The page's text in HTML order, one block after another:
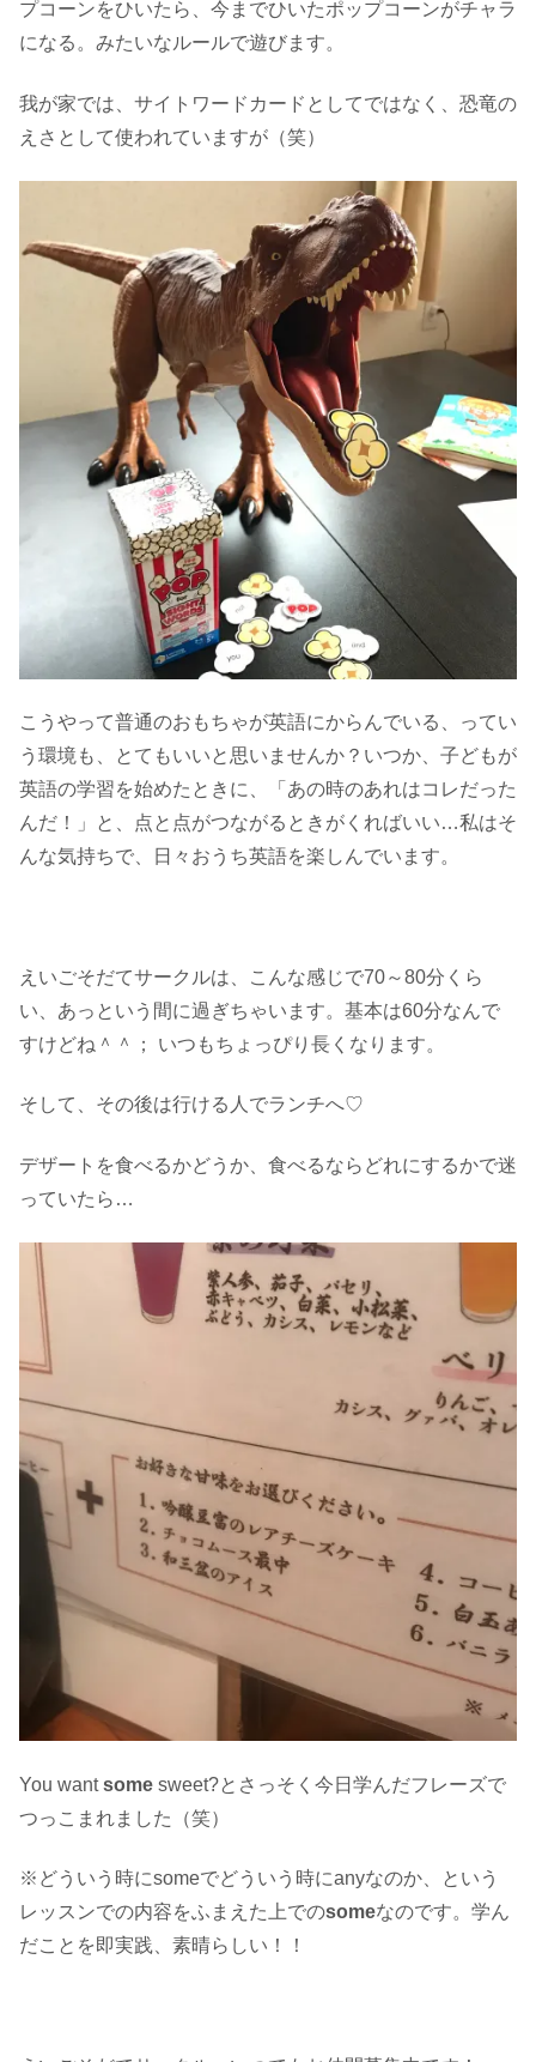
プコーンをひいたら、今までひいたポップコーンがチャラ
になる。みたいなルールで遊びます。
我が家では、サイトワードカードとしてではなく、恐竜の
えさとして使われていますが（笑）
こうやって普通のおもちゃが英語にからんでいる、ってい
う環境も、とてもいいと思いませんか？いつか、子どもが
英語の学習を始めたときに、「あの時のあれはコレだった
んだ！」と、点と点がつながるときがくればいい…私はそ
んな気持ちで、日々おうち英語を楽しんでいます。
えいごそだてサークルは、こんな感じで70～80分くら
い、あっという間に過ぎちゃいます。基本は60分なんで
すけどね＾＾； いつもちょっぴり長くなります。
そして、その後は行ける人でランチへ♡
デザートを食べるかどうか、食べるならどれにするかで迷
っていたら…
You wantsome sweet?とさっそく今日学んだフレーズで
つっこまれました（笑）
※どういう時にsomeでどういう時にanyなのか、という
レッスンでの内容をふまえた上でのsomeなのです。学ん
だことを即実践、素晴らしい！！